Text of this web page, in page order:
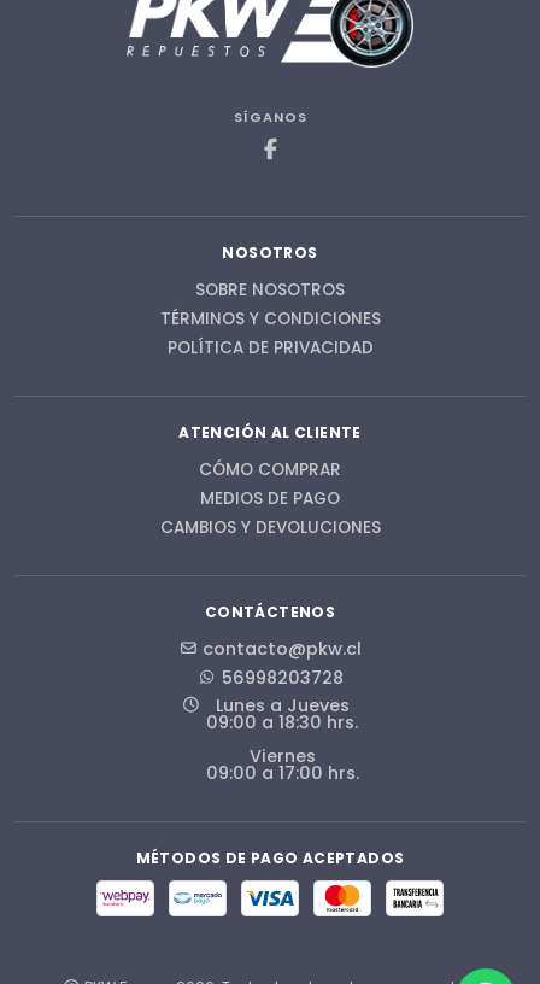
SÍGANOS
NOSOTROS
SOBRE NOSOTROS
TÉRMINOS Y CONDICIONES
POLÍTICA DE PRIVACIDAD
ATENCIÓN AL CLIENTE
CÓMO COMPRAR
MEDIOS DE PAGO
CAMBIOS Y DEVOLUCIONES
CONTÁCTENOS
contacto@pkw.cl
56998203728
Lunes a Jueves
09:00 a 18:30 hrs.
Viernes
09:00 a 17:00 hrs.
MÉTODOS DE PAGO ACEPTADOS